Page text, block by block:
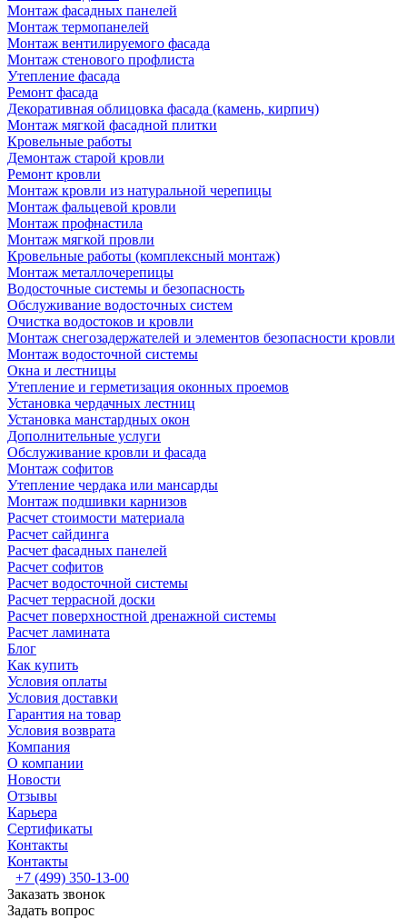
Монтаж фасадных панелей
Монтаж термопанелей
Монтаж вентилируемого фасада
Монтаж стенового профлиста
Утепление фасада
Ремонт фасада
Декоративная облицовка фасада (камень, кирпич)
Монтаж мягкой фасадной плитки
Кровельные работы
Демонтаж старой кровли
Ремонт кровли
Монтаж кровли из натуральной черепицы
Монтаж фальцевой кровли
Монтаж профнастила
Монтаж мягкой провли
Кровельные работы (комплексный монтаж)
Монтаж металлочерепицы
Водосточные системы и безопасность
Обслуживание водосточных систем
Очистка водостоков и кровли
Монтаж снегозадержателей и элементов безопасности кровли
Монтаж водосточной системы
Окна и лестницы
Утепление и герметизация оконных проемов
Установка чердачных лестниц
Установка манстардных окон
Дополнительные услуги
Обслуживание кровли и фасада
Монтаж софитов
Утепление чердака или мансарды
Монтаж подшивки карнизов
Расчет стоимости материала
Расчет сайдинга
Расчет фасадных панелей
Расчет софитов
Расчет водосточной системы
Расчет террасной доски
Расчет поверхностной дренажной системы
Расчет ламината
Блог
Как купить
Условия оплаты
Условия доставки
Гарантия на товар
Условия возврата
Компания
О компании
Новости
Отзывы
Карьера
Сертификаты
Контакты
Контакты
+7 (499) 350-13-00
Заказать звонок
Задать вопрос